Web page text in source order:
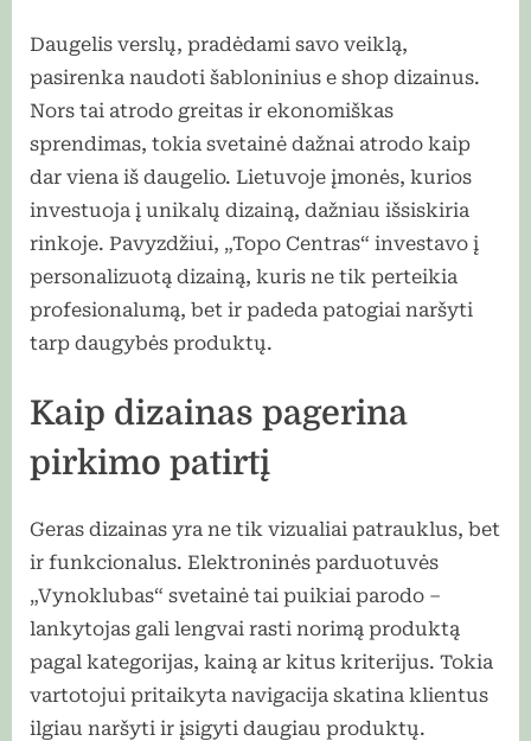
Daugelis verslų, pradėdami savo veiklą,
pasirenka naudoti šabloninius e shop dizainus.
Nors tai atrodo greitas ir ekonomiškas
sprendimas, tokia svetainė dažnai atrodo kaip
dar viena iš daugelio. Lietuvoje įmonės, kurios
investuoja į unikalų dizainą, dažniau išsiskiria
rinkoje. Pavyzdžiui, „Topo Centras“ investavo į
personalizuotą dizainą, kuris ne tik perteikia
profesionalumą, bet ir padeda patogiai naršyti
tarp daugybės produktų.
Kaip dizainas pagerina
pirkimo patirtį
Geras dizainas yra ne tik vizualiai patrauklus, bet
ir funkcionalus. Elektroninės parduotuvės
„Vynoklubas“ svetainė tai puikiai parodo –
lankytojas gali lengvai rasti norimą produktą
pagal kategorijas, kainą ar kitus kriterijus. Tokia
vartotojui pritaikyta navigacija skatina klientus
ilgiau naršyti ir įsigyti daugiau produktų.